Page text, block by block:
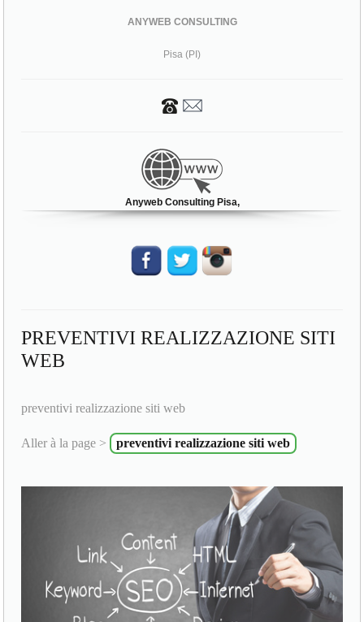
ANYWEB CONSULTING
Pisa (PI)
Anyweb Consulting Pisa,
PREVENTIVI REALIZZAZIONE SITI
WEB
preventivi realizzazione siti web
Aller à la page > preventivi realizzazione siti web